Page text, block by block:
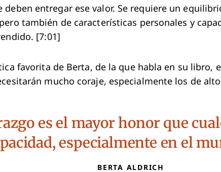
deben entregar ese valor. Se requiere un
también de características personales y
[7:01]
favorita de Berta, de la que habla en su libro,
mucho coraje, especialmente los de
es el mayor honor que
especialmente en el
BERTA ALDRICH